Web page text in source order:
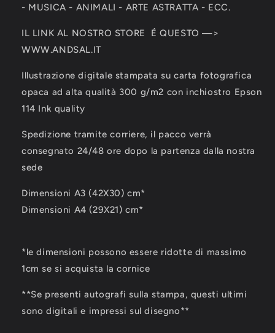
- MUSICA - ANIMALI - ARTE ASTRATTA - ECC.
IL LINK AL NOSTRO STORE É QUESTO —>
WWW.ANDSAL.IT
Illustrazione digitale stampata su carta fotografica
opaca ad alta qualità 300 g/m2 con inchiostro Epson
114 Ink quality
Spedizione tramite corriere, il pacco verrà
consegnato 24/48 ore dopo la partenza dalla nostra
sede
Dimensioni A3 (42X30) cm*
Dimensioni A4 (29X21) cm*
*le dimensioni possono essere ridotte di massimo
1cm se si acquista la cornice
**Se presenti autografi sulla stampa, questi ultimi
sono digitali e impressi sul disegno**